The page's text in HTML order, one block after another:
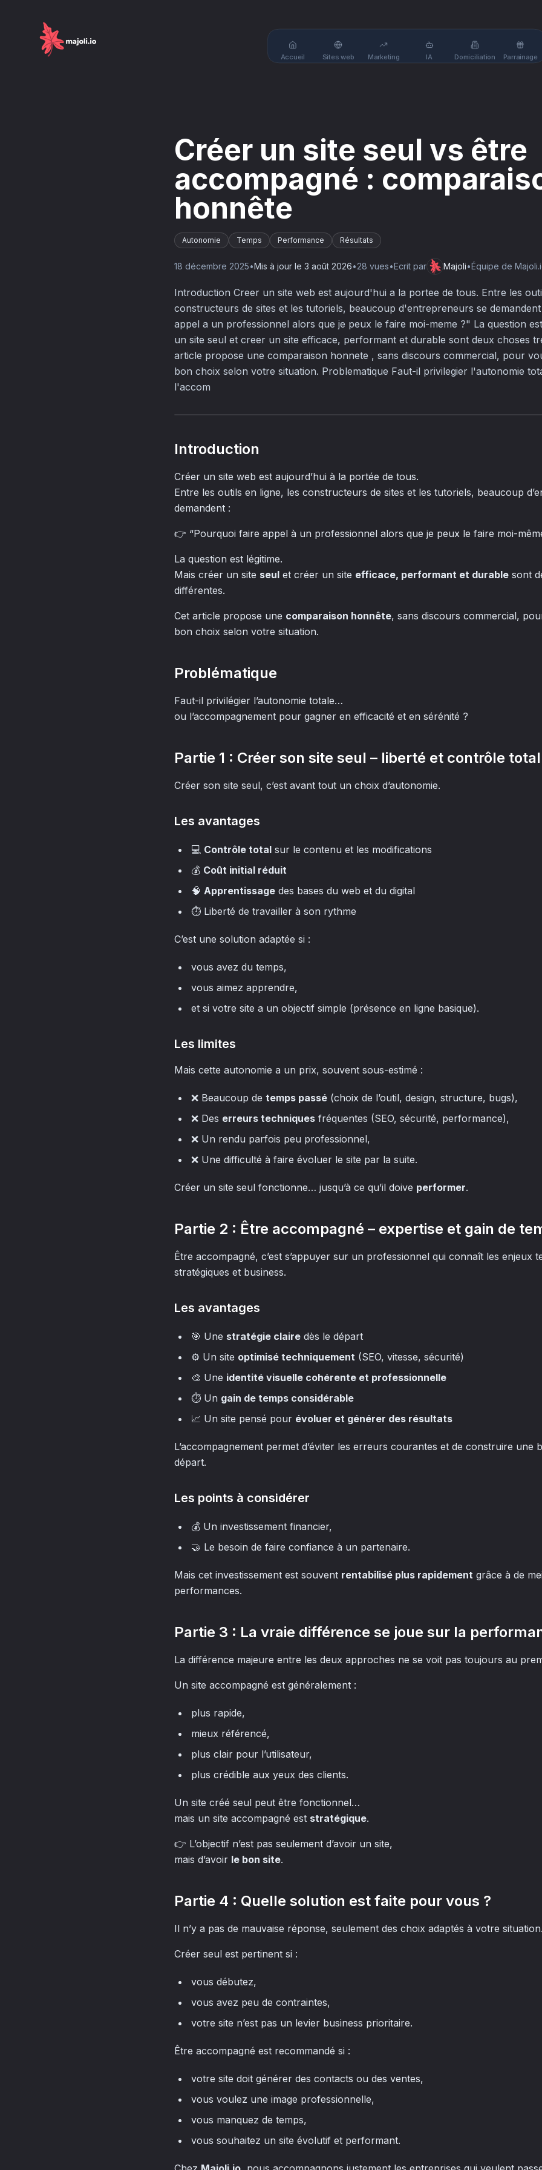
Accueil Sites web Marketing IA Domiciliation Parrainage
Créer un site seul vs être
accompagné :
honnête
Autonomie Temps Performance Résultats
18 décembre 2025•Mis à jour le 3 août 2026•28 vues•Ecrit par Majoli•Équipe de
Introduction Creer un site web est aujourd'hui a la portee de tous. Entre les
constructeurs de sites et les tutoriels, beaucoup d'entrepreneurs se
appel a un professionnel alors que je peux le faire moi-meme ?" La question
un site seul et creer un site efficace, performant et durable sont deux choses
article propose une comparaison honnete , sans discours commercial, pour
bon choix selon votre situation. Problematique Faut-il privilegier l'autonomie
l'accom
Introduction
Créer un site web est aujourd’hui à la portée de tous.
Entre les outils en ligne, les constructeurs de sites et les tutoriels, beaucoup
demandent :
👉 “Pourquoi faire appel à un professionnel alors que je peux le faire moi-
La question est légitime.
Mais créer un site seul et créer un site efficace, performant et durable sont
différentes.
Cet article propose une comparaison honnête, sans discours commercial,
bon choix selon votre situation.
Problématique
Faut-il privilégier l’autonomie totale…
ou l’accompagnement pour gagner en efficacité et en sérénité ?
Partie 1 : Créer son site seul – liberté et contrôle total
Créer son site seul, c’est avant tout un choix d’autonomie.
Les avantages
💻 Contrôle total sur le contenu et les modifications
💰 Coût initial réduit
🧠 Apprentissage des bases du web et du digital
⏱️ Liberté de travailler à son rythme
C’est une solution adaptée si :
vous avez du temps,
vous aimez apprendre,
et si votre site a un objectif simple (présence en ligne basique).
Les limites
Mais cette autonomie a un prix, souvent sous-estimé :
❌ Beaucoup de temps passé (choix de l’outil, design, structure, bugs),
❌ Des erreurs techniques fréquentes (SEO, sécurité, performance),
❌ Un rendu parfois peu professionnel,
❌ Une difficulté à faire évoluer le site par la suite.
Créer un site seul fonctionne… jusqu’à ce qu’il doive performer.
Partie 2 : Être accompagné – expertise et gain de
Être accompagné, c’est s’appuyer sur un professionnel qui connaît les enjeux
stratégiques et business.
Les avantages
🎯 Une stratégie claire dès le départ
⚙️ Un site optimisé techniquement (SEO, vitesse, sécurité)
🎨 Une identité visuelle cohérente et professionnelle
⏱️ Un gain de temps considérable
📈 Un site pensé pour évoluer et générer des résultats
L’accompagnement permet d’éviter les erreurs courantes et de construire une
départ.
Les points à considérer
💰 Un investissement financier,
🤝 Le besoin de faire confiance à un partenaire.
Mais cet investissement est souvent rentabilisé plus rapidement grâce à de
performances.
Partie 3 : La vraie différence se joue sur la
La différence majeure entre les deux approches ne se voit pas toujours au
Un site accompagné est généralement :
plus rapide,
mieux référencé,
plus clair pour l’utilisateur,
plus crédible aux yeux des clients.
Un site créé seul peut être fonctionnel…
mais un site accompagné est stratégique.
👉 L’objectif n’est pas seulement d’avoir un site,
mais d’avoir le bon site.
Partie 4 : Quelle solution est faite pour vous ?
Il n’y a pas de mauvaise réponse, seulement des choix adaptés à votre situation.
Créer seul est pertinent si :
vous débutez,
vous avez peu de contraintes,
votre site n’est pas un levier business prioritaire.
Être accompagné est recommandé si :
votre site doit générer des contacts ou des ventes,
vous voulez une image professionnelle,
vous manquez de temps,
vous souhaitez un site évolutif et performant.